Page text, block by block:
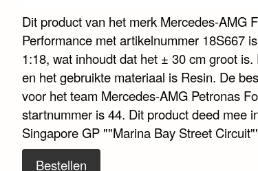
Dit product van het merk Mercedes-AMG
Performance met artikelnummer 18S667
1:18, wat inhoudt dat het ± 30 cm groot
en het gebruikte materiaal is Resin. De
voor het team Mercedes-AMG Petronas
startnummer is 44. Dit product deed mee
Singapore GP ""Marina Bay Street
Bestellen